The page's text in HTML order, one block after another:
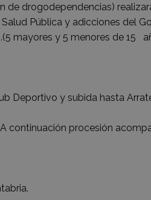
de drogodependencias)
Pública y adicciones del
mayores y 5 menores de 15
Deportivo y subida hasta
continuación procesión